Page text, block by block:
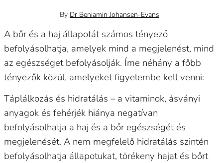
By Dr Beniamin Johansen-Evans
A bőr és a haj állapotát számos tényező
befolyásolhatja, amelyek mind a megjelenést, mind
az egészséget befolyásolják. Íme néhány a főbb
tényezők közül, amelyeket figyelembe kell venni:
Táplálkozás és hidratálás – a vitaminok, ásványi
anyagok és fehérjék hiánya negatívan
befolyásolhatja a haj és a bőr egészségét és
megjelenését. A nem megfelelő hidratálás szintén
befolyásolhatja állapotukat, törékeny hajat és bőrt